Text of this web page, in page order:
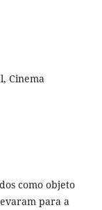
Cinema
como objeto
para a